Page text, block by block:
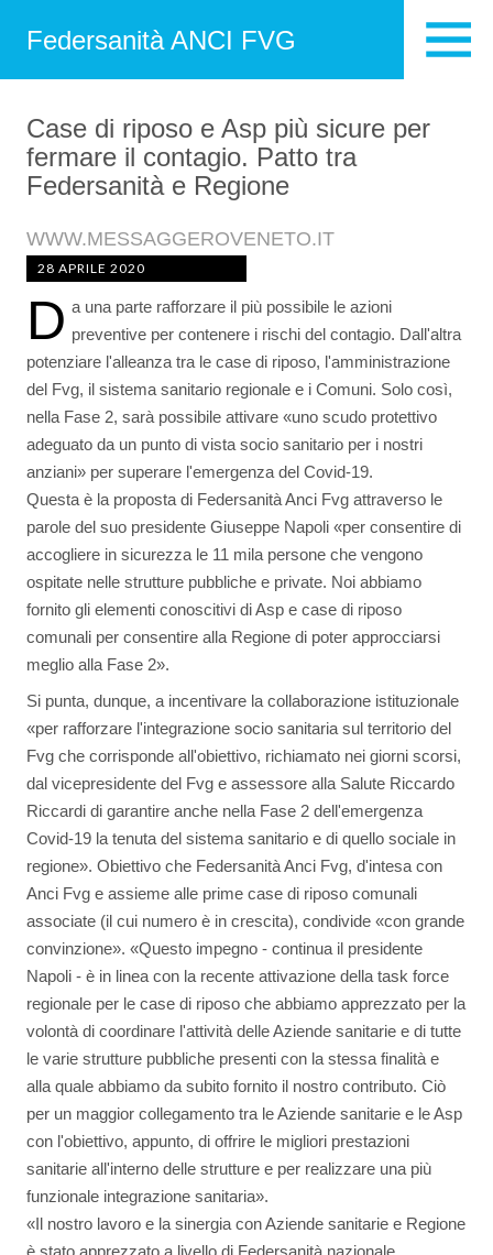
Federsanità ANCI FVG
Case di riposo e Asp più sicure per
fermare il contagio. Patto tra
Federsanità e Regione
WWW.MESSAGGEROVENETO.IT
28 APRILE 2020
D a una parte rafforzare il più possibile le azioni
preventive per contenere i rischi del contagio. Dall'altra
potenziare l'alleanza tra le case di riposo, l'amministrazione
del Fvg, il sistema sanitario regionale e i Comuni. Solo così,
nella Fase 2, sarà possibile attivare «uno scudo protettivo
adeguato da un punto di vista socio sanitario per i nostri
anziani» per superare l'emergenza del Covid-19.
Questa è la proposta di Federsanità Anci Fvg attraverso le
parole del suo presidente Giuseppe Napoli «per consentire di
accogliere in sicurezza le 11 mila persone che vengono
ospitate nelle strutture pubbliche e private. Noi abbiamo
fornito gli elementi conoscitivi di Asp e case di riposo
comunali per consentire alla Regione di poter approcciarsi
meglio alla Fase 2».
Si punta, dunque, a incentivare la collaborazione istituzionale
«per rafforzare l'integrazione socio sanitaria sul territorio del
Fvg che corrisponde all'obiettivo, richiamato nei giorni scorsi,
dal vicepresidente del Fvg e assessore alla Salute Riccardo
Riccardi di garantire anche nella Fase 2 dell'emergenza
Covid-19 la tenuta del sistema sanitario e di quello sociale in
regione». Obiettivo che Federsanità Anci Fvg, d'intesa con
Anci Fvg e assieme alle prime case di riposo comunali
associate (il cui numero è in crescita), condivide «con grande
convinzione». «Questo impegno - continua il presidente
Napoli - è in linea con la recente attivazione della task force
regionale per le case di riposo che abbiamo apprezzato per la
volontà di coordinare l'attività delle Aziende sanitarie e di tutte
le varie strutture pubbliche presenti con la stessa finalità e
alla quale abbiamo da subito fornito il nostro contributo. Ciò
per un maggior collegamento tra le Aziende sanitarie e le Asp
con l'obiettivo, appunto, di offrire le migliori prestazioni
sanitarie all'interno delle strutture e per realizzare una più
funzionale integrazione sanitaria».
«Il nostro lavoro e la sinergia con Aziende sanitarie e Regione
è stato apprezzato a livello di Federsanità nazionale